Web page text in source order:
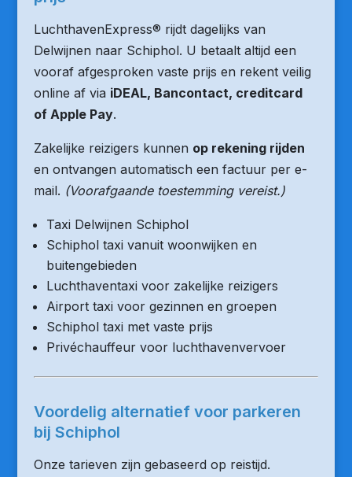
LuchthavenExpress® rijdt dagelijks van
Delwijnen naar Schiphol. U betaalt altijd een
vooraf afgesproken vaste prijs en rekent veilig
online af via iDEAL, Bancontact, creditcard
of Apple Pay.
Zakelijke reizigers kunnen op rekening rijden
en ontvangen automatisch een factuur per e-
mail. (Voorafgaande toestemming vereist.)
Taxi Delwijnen Schiphol
Schiphol taxi vanuit woonwijken en
buitengebieden
Luchthaventaxi voor zakelijke reizigers
Airport taxi voor gezinnen en groepen
Schiphol taxi met vaste prijs
Privéchauffeur voor luchthavenvervoer
Voordelig alternatief voor parkeren
bij Schiphol
Onze tarieven zijn gebaseerd op reistijd.